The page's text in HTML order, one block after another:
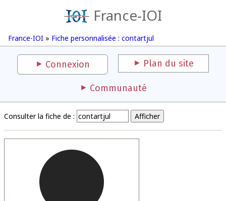
France-IOI
France-IOI » Fiche personnalisée : contartjul
Connexion Plan du site
Communauté
Consulter la fiche de :